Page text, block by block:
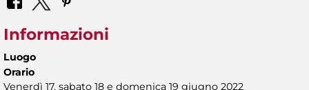
Informazioni
Luogo
Orario
Venerdì 17, sabato 18 e domenica 19 giugno 2022